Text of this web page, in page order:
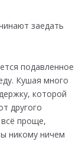
заедать
подавленное
Кушая много
которой
другого
проще,
никому ничем